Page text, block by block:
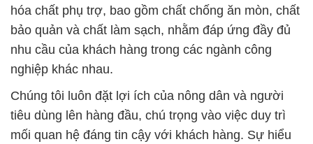
hóa chất phụ trợ, bao gồm chất chống ăn mòn, chất
bảo quản và chất làm sạch, nhằm đáp ứng đầy đủ
nhu cầu của khách hàng trong các ngành công
nghiệp khác nhau.
Chúng tôi luôn đặt lợi ích của nông dân và người
tiêu dùng lên hàng đầu, chú trọng vào việc duy trì
mối quan hệ đáng tin cậy với khách hàng. Sự hiểu